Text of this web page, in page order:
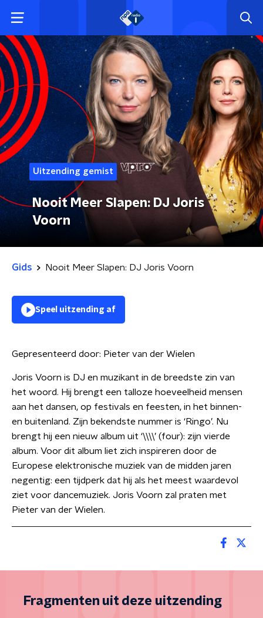
Uitzending gemist
Nooit Meer Slapen: DJ Joris
Voorn
Gids Nooit Meer Slapen: DJ Joris Voorn
Speel uitzending af
Gepresenteerd door: Pieter van der Wielen
Joris Voorn is DJ en muzikant in de breedste zin van
het woord. Hij brengt een talloze hoeveelheid mensen
aan het dansen, op festivals en feesten, in het binnen-
en buitenland. Zijn bekendste nummer is ‘Ringo’. Nu
brengt hij een nieuw album uit ‘\\\\’ (four): zijn vierde
album. Voor dit album liet zich inspireren door de
Europese elektronische muziek van de midden jaren
negentig: een tijdperk dat hij als het meest waardevol
ziet voor dancemuziek. Joris Voorn zal praten met
Pieter van der Wielen.
Fragmenten uit deze uitzending